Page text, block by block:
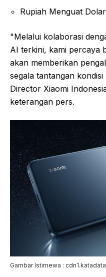
Rupiah Menguat
"Melalui kolaborasi
AI terkini, kami percaya
akan memberikan
segala tantangan
Director Xiaomi
keterangan pers.
Gambar Istimewa :